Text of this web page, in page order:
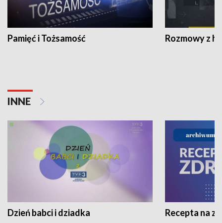
Pamięć i Tożsamość Rozmowy z
INNE
Dzień babci i dziadka Recepta na